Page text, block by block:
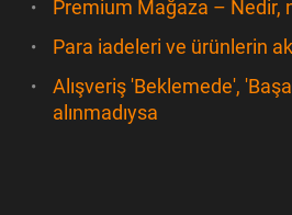
Premium Mağaza – Nedir,
Para iadeleri ve ürünlerin
Alışveriş 'Beklemede',
alınmadıysa